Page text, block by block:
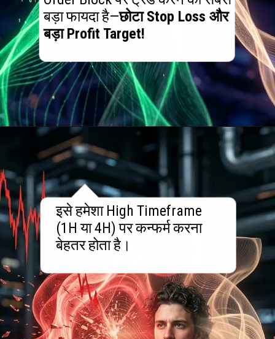
बड़ा फायदा है—छोटा Stop Loss और
बड़ा Profit Target!
इसे हमेशा High Timeframe
(1H या 4H) पर कन्फर्म करना
बेहतर होता है।